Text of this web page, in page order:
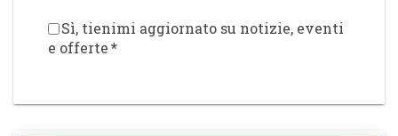
Sì, tienimi aggiornato su notizie, eventi
e offerte*